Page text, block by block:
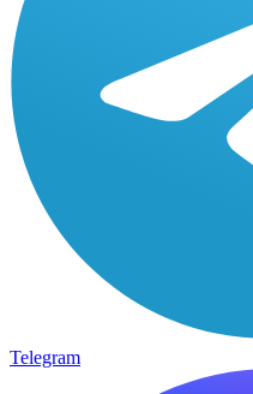
Telegram